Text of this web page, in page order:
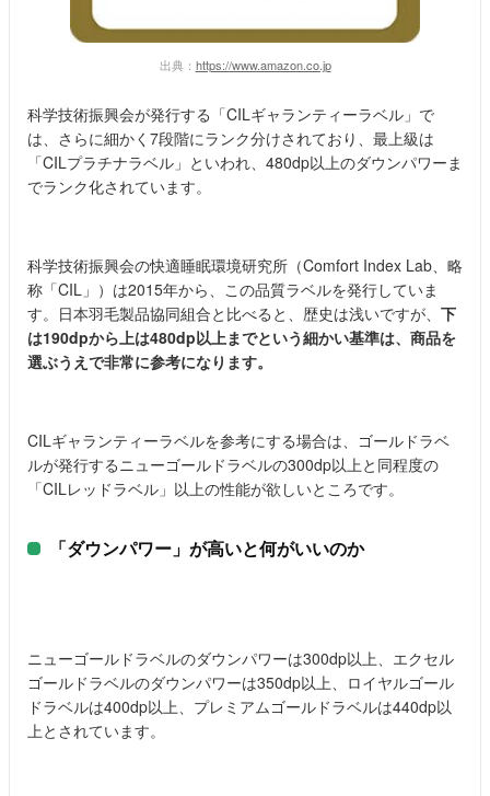
出典： https://www.amazon.co.jp
科学技術振興会が発行する「CILギャランティーラベル」で
は、さらに細かく7段階にランク分けされており、最上級は
「CILプラチナラベル」といわれ、480dp以上のダウンパワーま
でランク化されています。
科学技術振興会の快適睡眠環境研究所（Comfort Index Lab、略
称「CIL」）は2015年から、この品質ラベルを発行していま
す。日本羽毛製品協同組合と比べると、歴史は浅いですが、 下
は190dpから上は480dp以上までという細かい基準は、商品を
選ぶうえで非常に参考になります。
CILギャランティーラベルを参考にする場合は、ゴールドラベ
ルが発行するニューゴールドラベルの300dp以上と同程度の
「CILレッドラベル」以上の性能が欲しいところです。
「ダウンパワー」が高いと何がいいのか
ニューゴールドラベルのダウンパワーは300dp以上、エクセル
ゴールドラベルのダウンパワーは350dp以上、ロイヤルゴール
ドラベルは400dp以上、プレミアムゴールドラベルは440dp以
上とされています。